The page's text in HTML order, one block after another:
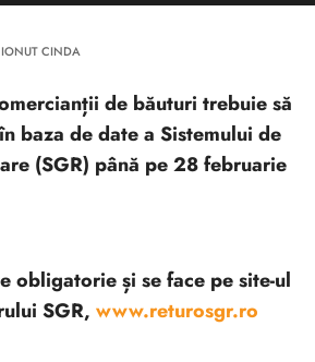
CINDA
de băuturi trebuie să
baza de date a Sistemului de
(SGR) până pe 28 februarie
obligatorie și se face pe site-ul
SGR, www.returosgr.ro